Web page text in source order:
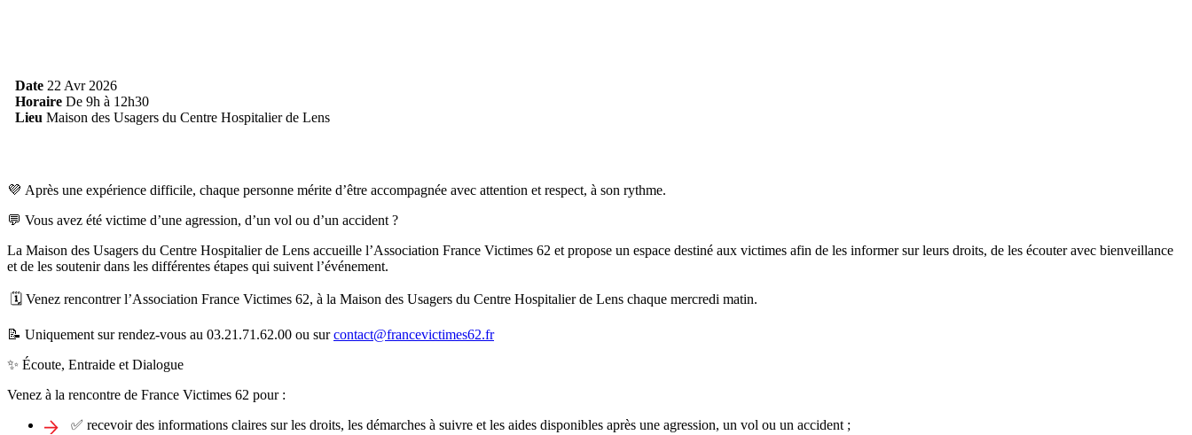
Date 22 Avr 2026
Horaire De 9h à 12h30
Lieu Maison des Usagers du Centre Hospitalier de Lens
💜 Après une expérience difficile, chaque personne mérite d’être accompagnée avec attention et respect, à son rythme.
💬 Vous avez été victime d’une agression, d’un vol ou d’un accident ?
La Maison des Usagers du Centre Hospitalier de Lens accueille l’Association France Victimes 62 et propose un espace destiné aux victimes afin de les informer sur leurs droits, de les écouter avec bienveillance
et de les soutenir dans les différentes étapes qui suivent l’événement.
🗓️ Venez rencontrer l’Association France Victimes 62, à la Maison des Usagers du Centre Hospitalier de Lens chaque mercredi matin.
📝 Uniquement sur rendez-vous au 03.21.71.62.00 ou surcontact@francevictimes62.fr
✨ Écoute, Entraide et Dialogue
Venez à la rencontre de France Victimes 62 pour :
✅ recevoir des informations claires sur les droits, les démarches à suivre et les aides disponibles après une agression, un vol ou un accident ;